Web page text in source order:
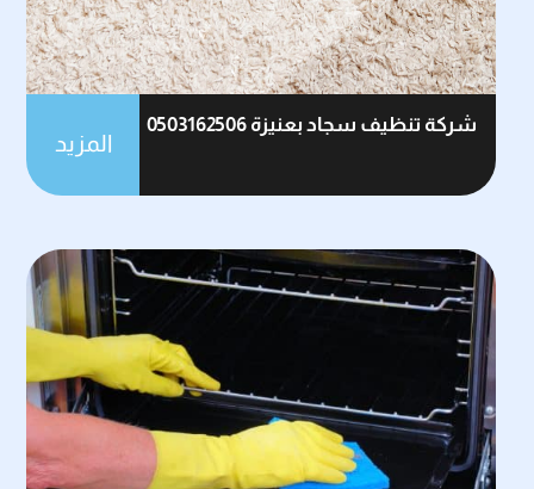
شركة تنظيف سجاد بعنيزة 0503162506
المزيد